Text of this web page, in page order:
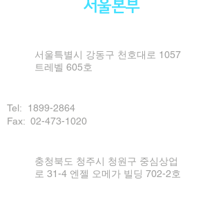
서울본부
서울특별시 강동구 천호대로 1057
트레벨 605호
Tel: 1899-2864
Fax: 02-473-1020
충청북도 청주시 청원구 중심상업
로 31-4 엔젤 오메가 빌딩 702-2호